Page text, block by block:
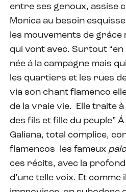
entre ses genoux, assise
Monica au besoin
les mouvements de gráce
qui vont avec. Surtout “en
née á la campagne mais
les quartiers et les rues
via son chant flamenco
de la vraie vie. Elle traite
des fils et fille du peuple”
Galiana, total complice,
flamencos -les fameux
ces récits, avec la
d’une telle voix. Et comme